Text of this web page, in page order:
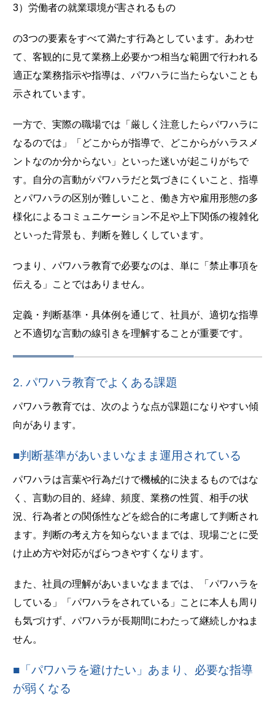
3）労働者の就業環境が害されるもの
の3つの要素をすべて満たす行為としています。あわせ
て、客観的に見て業務上必要かつ相当な範囲で行われる
適正な業務指示や指導は、パワハラに当たらないことも
示されています。
一方で、実際の職場では「厳しく注意したらパワハラに
なるのでは」「どこからが指導で、どこからがハラスメ
ントなのか分からない」といった迷いが起こりがちで
す。自分の言動がパワハラだと気づきにくいこと、指導
とパワハラの区別が難しいこと、働き方や雇用形態の多
様化によるコミュニケーション不足や上下関係の複雑化
といった背景も、判断を難しくしています。
つまり、パワハラ教育で必要なのは、単に「禁止事項を
伝える」ことではありません。
定義・判断基準・具体例を通じて、社員が、適切な指導
と不適切な言動の線引きを理解することが重要です。
2. パワハラ教育でよくある課題
パワハラ教育では、次のような点が課題になりやすい傾
向があります。
■判断基準があいまいなまま運用されている
パワハラは言葉や行為だけで機械的に決まるものではな
く、言動の目的、経緯、頻度、業務の性質、相手の状
況、行為者との関係性などを総合的に考慮して判断され
ます。判断の考え方を知らないままでは、現場ごとに受
け止め方や対応がばらつきやすくなります。
また、社員の理解があいまいなままでは、「パワハラを
している」「パワハラをされている」ことに本人も周り
も気づけず、パワハラが長期間にわたって継続しかねま
せん。
■「パワハラを避けたい」あまり、必要な指導
が弱くなる